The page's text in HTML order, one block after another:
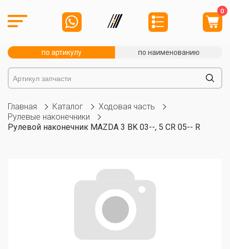
0
по артикулу по наименованию
Главная Каталог
Ходовая часть
Рулевые наконечники
Рулевой наконечник MAZDA 3 BK 03--, 5 CR 05-- R